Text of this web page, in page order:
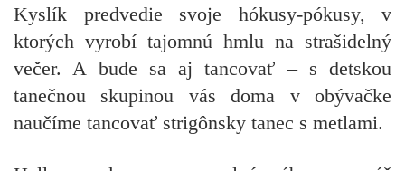
Kyslík predvedie svoje hókusy-pókusy, v
ktorých vyrobí tajomnú hmlu na strašidelný
večer. A bude sa aj tancovať – s detskou
tanečnou skupinou vás doma v obývačke
naučíme tancovať strigônsky tanec s metlami.